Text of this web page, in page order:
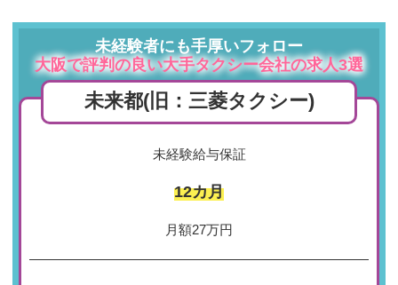
未経験者にも手厚いフォロー
大阪で評判の良い大手タクシー会社の求人3選
未来都(旧：三菱タクシー)
未経験給与保証
12カ月
月額27万円